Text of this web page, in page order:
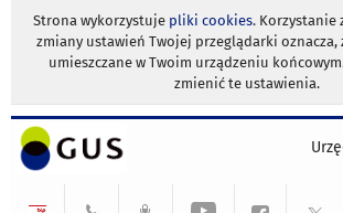
Strona wykorzystuje pliki cookies. Korzystanie
zmiany ustawień Twojej przeglądarki oznacza,
umieszczane w Twoim urządzeniu
zmienić te ustawienia.